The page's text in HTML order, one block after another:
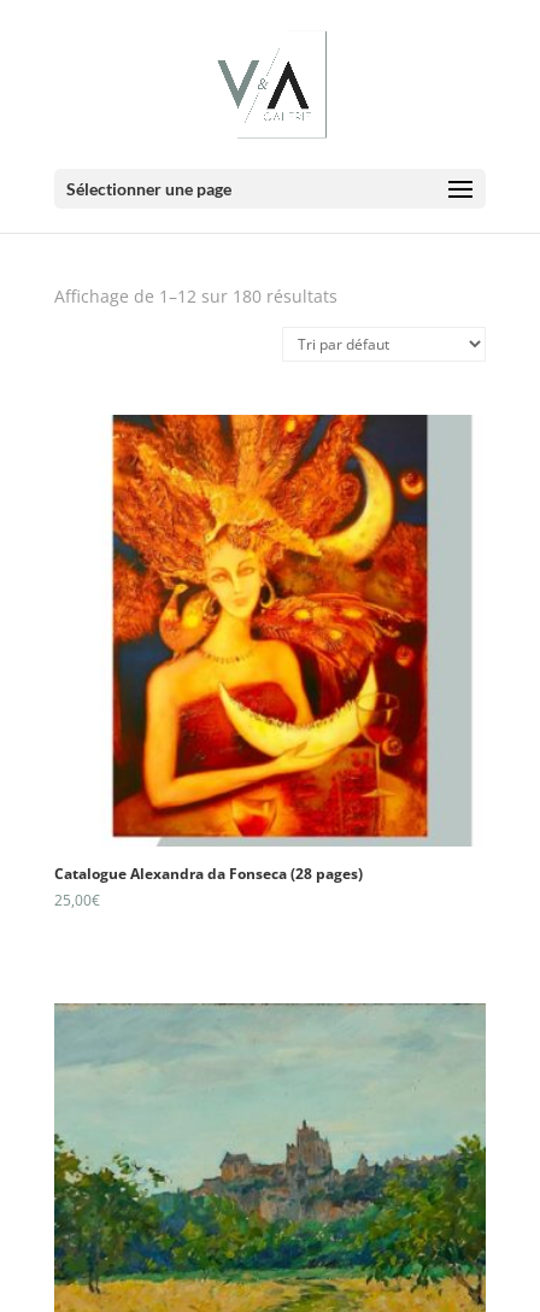
Sélectionner une page
E-Boutique
Affichage de 1–12 sur 180 résultats
Catalogue Alexandra da Fonseca (28 pages)
25,00€